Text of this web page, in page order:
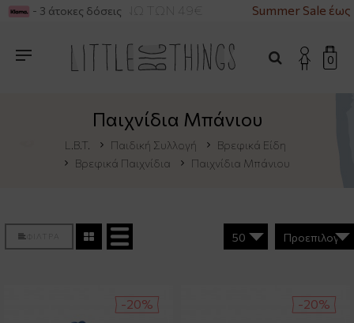
ΓΙΑ ΑΓΟΡΕΣ ΑΝΩ ΤΩΝ 49€ Summer Sale έως
- 3 άτοκες δόσεις
0
Παιχνίδια Μπάνιου
L.B.T. Παιδική Συλλογή
Βρεφικά Είδη
Βρεφικά Παιχνίδια
Παιχνίδια Μπάνιου
ΦΙΛΤΡΑ
-20% -20%